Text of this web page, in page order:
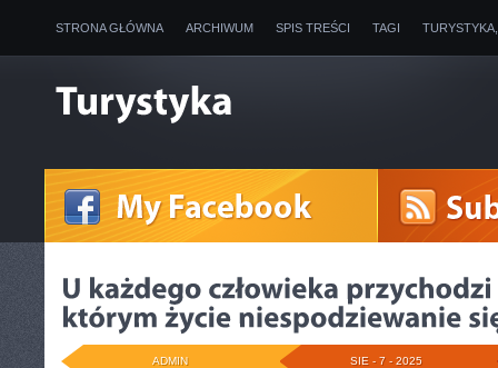
STRONA GŁÓWNA ARCHIWUM SPIS TREŚCI TAGI
SIE - 7 - 2025
ADMIN